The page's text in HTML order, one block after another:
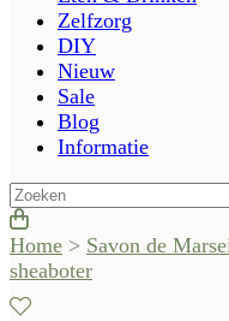
Zelfzorg
DIY
Nieuw
Sale
Blog
Informatie
Home > Savon de
sheaboter